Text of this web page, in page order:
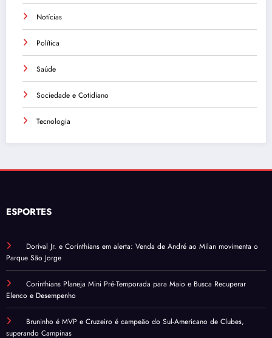
Notícias
Política
Saúde
Sociedade e Cotidiano
Tecnologia
ESPORTES
Dorival Jr. e Corinthians em alerta: Venda de André ao Milan movimenta o
Parque São Jorge
Corinthians Planeja Mini Pré-Temporada para Maio e Busca Recuperar
Elenco e Desempenho
Bruninho é MVP e Cruzeiro é campeão do Sul-Americano de Clubes,
superando Campinas